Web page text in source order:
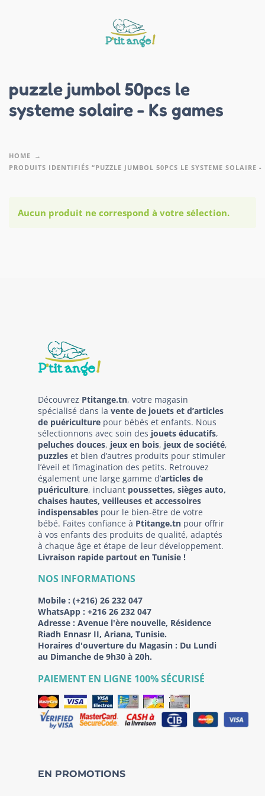
puzzle jumbol 50pcs le
systeme solaire - Ks games
HOME
PRODUITS IDENTIFIÉS “PUZZLE JUMBOL 50PCS LE SYSTEME SOLAIRE -
Aucun produit ne correspond à votre sélection.
Découvrez Ptitange.tn, votre magasin
spécialisé dans la vente de jouets et d’articles
de puériculture pour bébés et enfants. Nous
sélectionnons avec soin des jouets éducatifs,
peluches douces, jeux en bois, jeux de société,
puzzles et bien d’autres produits pour stimuler
l’éveil et l’imagination des petits. Retrouvez
également une large gamme d’articles de
puériculture, incluant poussettes, sièges auto,
chaises hautes, veilleuses et accessoires
indispensables pour le bien-être de votre
bébé. Faites confiance à Ptitange.tn pour offrir
à vos enfants des produits de qualité, adaptés
à chaque âge et étape de leur développement.
Livraison rapide partout en Tunisie !
NOS INFORMATIONS
Mobile : (+216) 26 232 047
WhatsApp : +216 26 232 047
Adresse : Avenue l'ère nouvelle, Résidence
Riadh Ennasr II, Ariana, Tunisie.
Horaires d'ouverture du Magasin : Du Lundi
au Dimanche de 9h30 à 20h.
PAIEMENT EN LIGNE 100% SÉCURISÉ
EN PROMOTIONS